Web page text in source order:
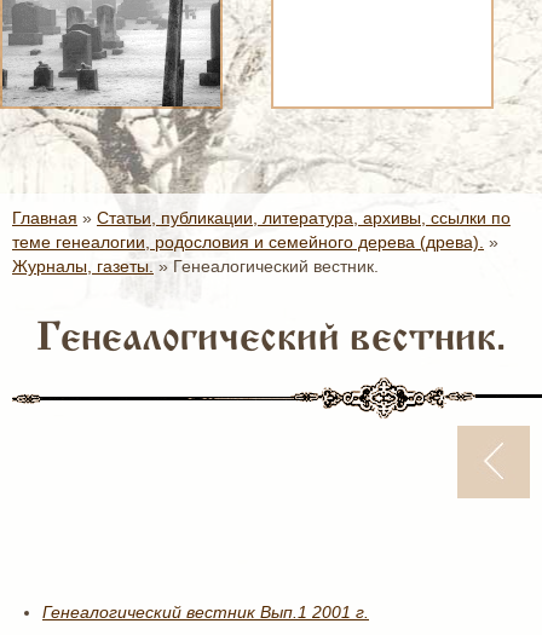
Главная » Статьи, публикации, литература, архивы, ссылки по
теме генеалогии, родословия и семейного дерева (древа). »
Журналы, газеты. » Генеалогический вестник.
Генеалогический вестник.
Генеалогический вестник Вып.1 2001 г.